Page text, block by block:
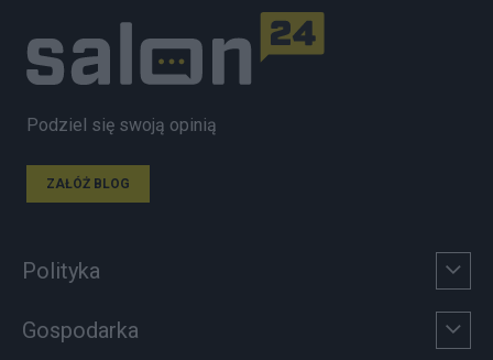
Podziel się swoją opinią
ZAŁÓŻ BLOG
Polityka
Gospodarka